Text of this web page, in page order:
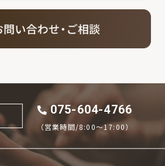
075-604-4766
（営業時間/8:00〜17:00）